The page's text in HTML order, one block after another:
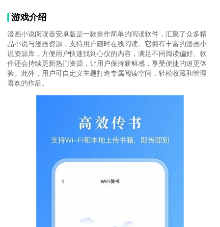
游戏介绍
漫画小说阅读器安卓版是一款操作简单的阅读软件，汇聚了众多精
品小说与漫画资源，支持用户随时在线阅读。它拥有丰富的漫画小
说资源库，方便用户快速找到心仪的内容，满足不同阅读偏好。软
件还会持续更新热门资源，让用户保持新鲜感，享受便捷的追更体
验。此外，用户可自定义主题打造专属阅读空间，轻松收藏和管理
喜欢的作品。